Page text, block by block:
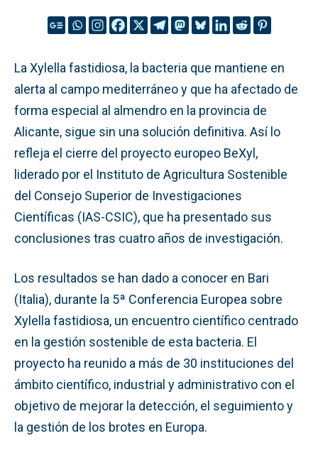
La Xylella fastidiosa, la bacteria que mantiene en
alerta al campo mediterráneo y que ha afectado de
forma especial al almendro en la provincia de
Alicante, sigue sin una solución definitiva. Así lo
refleja el cierre del proyecto europeo BeXyl,
liderado por el Instituto de Agricultura Sostenible
del Consejo Superior de Investigaciones
Científicas (IAS-CSIC), que ha presentado sus
conclusiones tras cuatro años de investigación.
Los resultados se han dado a conocer en Bari
(Italia), durante la 5ª Conferencia Europea sobre
Xylella fastidiosa, un encuentro científico centrado
en la gestión sostenible de esta bacteria. El
proyecto ha reunido a más de 30 instituciones del
ámbito científico, industrial y administrativo con el
objetivo de mejorar la detección, el seguimiento y
la gestión de los brotes en Europa.